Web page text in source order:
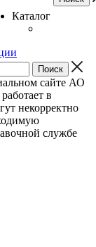
Каталог
сайте АО
в
некорректно
службе